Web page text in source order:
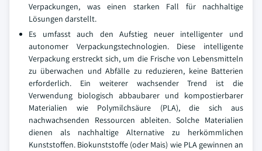
Verpackungen, was einen starken Fall für nachhaltige
Lösungen darstellt.
Es umfasst auch den Aufstieg neuer intelligenter und
autonomer Verpackungstechnologien. Diese intelligente
Verpackung erstreckt sich, um die Frische von Lebensmitteln
zu überwachen und Abfälle zu reduzieren, keine Batterien
erforderlich. Ein weiterer wachsender Trend ist die
Verwendung biologisch abbaubarer und kompostierbarer
Materialien wie Polymilchsäure (PLA), die sich aus
nachwachsenden Ressourcen ableiten. Solche Materialien
dienen als nachhaltige Alternative zu herkömmlichen
Kunststoffen. Biokunststoffe (oder Mais) wie PLA gewinnen an